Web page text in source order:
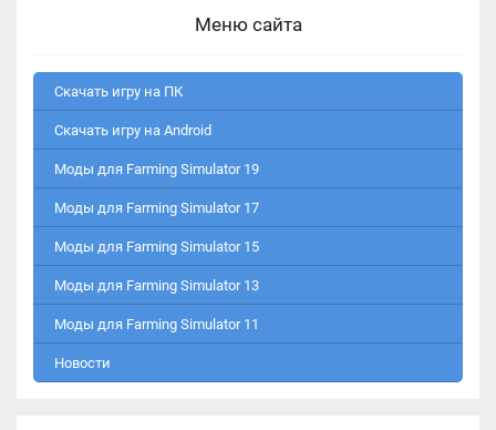
Меню сайта
Скачать игру на ПК
Скачать игру на Android
Моды для Farming Simulator 19
Моды для Farming Simulator 17
Моды для Farming Simulator 15
Моды для Farming Simulator 13
Моды для Farming Simulator 11
Новости